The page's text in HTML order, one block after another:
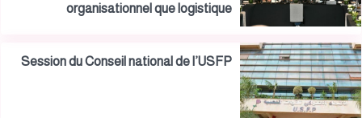
organisationnel que logistique
Session du Conseil national de l’USFP